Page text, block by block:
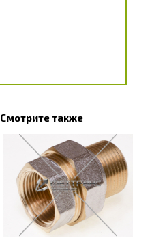
Смотрите также